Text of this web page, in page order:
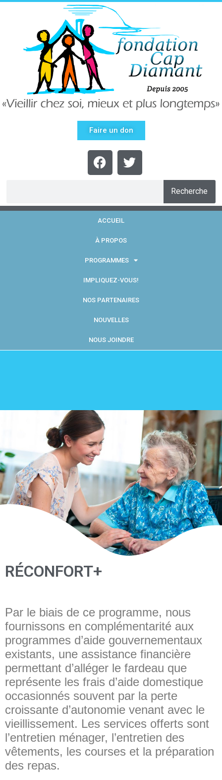
Faire un don
Recherche
ACCUEIL
À PROPOS
PROGRAMMES
IMPLIQUEZ-VOUS!
NOS PARTENAIRES
NOUVELLES
NOUS JOINDRE
RÉCONFORT+
Par le biais de ce programme, nous
fournissons en complémentarité aux
programmes d’aide gouvernementaux
existants, une assistance financière
permettant d’alléger le fardeau que
représente les frais d’aide domestique
occasionnés souvent par la perte
croissante d’autonomie venant avec le
vieillissement. Les services offerts sont
l’entretien ménager, l’entretien des
vêtements, les courses et la préparation
des repas.